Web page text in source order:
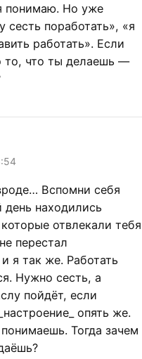
понимаю. Но уже
сесть поработать», «я
работать». Если
то, что ты делаешь —
Вспомни себя
день находились
отвлекали тебя
перестал
я так же. Работать
Нужно сесть, а
пойдёт, если
опять же.
Тогда зачем